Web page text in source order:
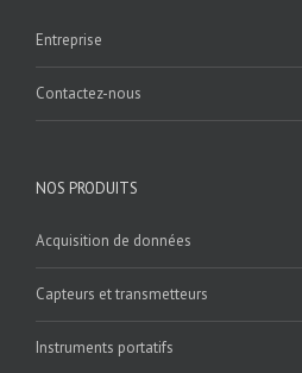
Entreprise
Contactez-nous
NOS PRODUITS
Acquisition de données
Capteurs et transmetteurs
Instruments portatifs